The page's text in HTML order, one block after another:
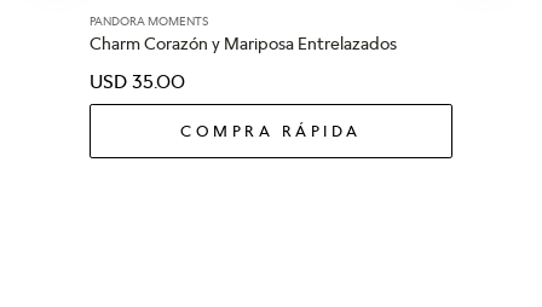
PANDORA MOMENTS
Charm Corazón y Mariposa Entrelazados
USD 3500
COMPRA RÁPIDA